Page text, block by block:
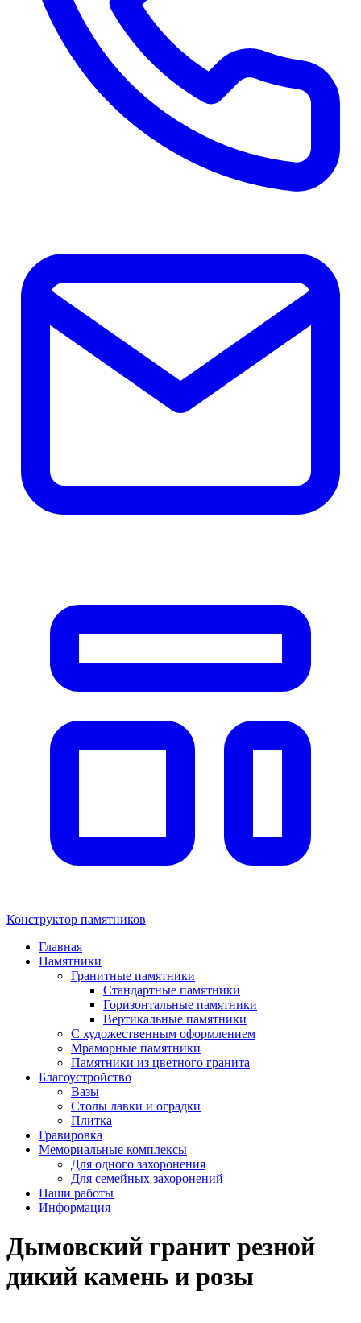
Конструктор памятников
Главная
Памятники
Гранитные памятники
Стандартные памятники
Горизонтальные памятники
Вертикальные памятники
С художественным оформлением
Мраморные памятники
Памятники из цветного гранита
Благоустройство
Вазы
Столы лавки и оградки
Плитка
Гравировка
Мемориальные комплексы
Для одного захоронения
Для семейных захоронений
Наши работы
Информация
Дымовский гранит резной
дикий камень и розы